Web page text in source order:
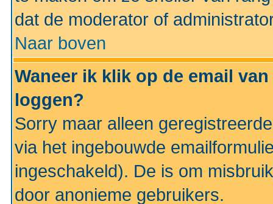
dat de moderator of
Naar boven
Waneer ik klik op de email
loggen?
Sorry maar alleen
via het ingebouwde
ingeschakeld). De is om
door anonieme gebruikers.